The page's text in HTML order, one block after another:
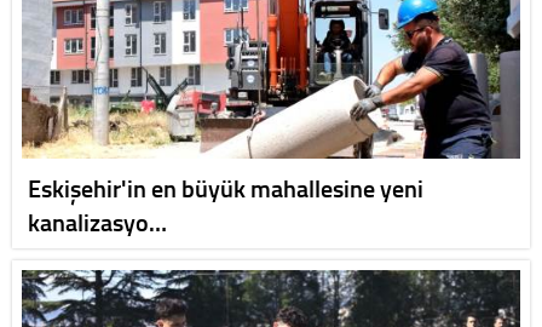
Eskişehir'in en büyük mahallesine yeni
kanalizasyo…